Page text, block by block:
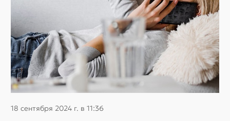
18 сентября 2024 г. в 11:36